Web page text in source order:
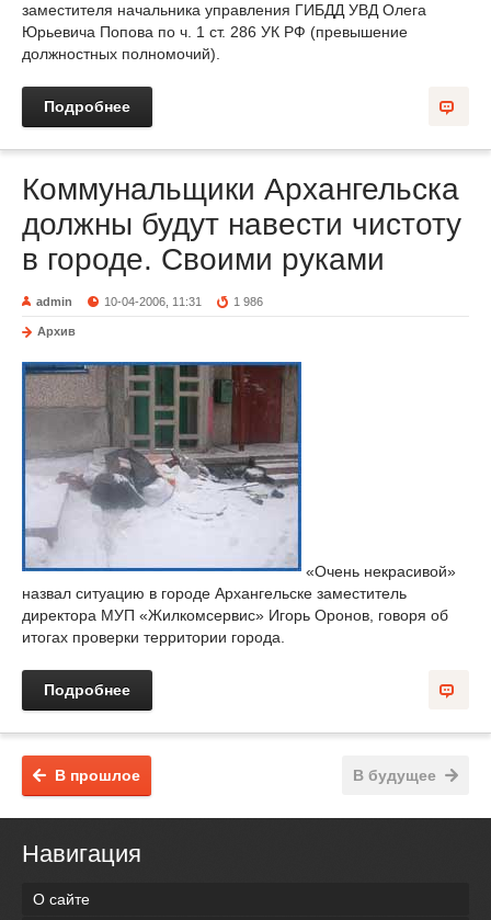
заместителя начальника управления ГИБДД УВД Олега
Юрьевича Попова по ч. 1 ст. 286 УК РФ (превышение
должностных полномочий).
Подробнее
Коммунальщики Архангельска
должны будут навести чистоту
в городе. Своими руками
admin 10-04-2006, 11:31 1 986
Архив
«Очень некрасивой»
назвал ситуацию в городе Архангельске заместитель
директора МУП «Жилкомсервис» Игорь Оронов, говоря об
итогах проверки территории города.
Подробнее
В будущее
В прошлое
Навигация
О сайте